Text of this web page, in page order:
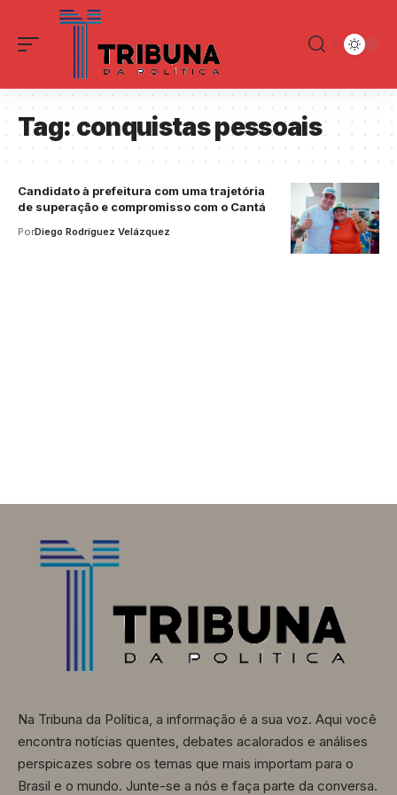
Tag:conquistas pessoais
Candidato à prefeitura com uma trajetória
de superação e compromisso com o Cantá
PorDiego Rodríguez Velázquez
Na Tribuna da Política, a informação é a sua voz. Aqui você
encontra notícias quentes, debates acalorados e análises
perspicazes sobre os temas que mais importam para o
Brasil e o mundo. Junte-se a nós e faça parte da conversa.